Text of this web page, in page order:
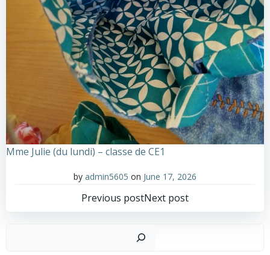
Mme Julie (du lundi) – classe de CE1
by admin5605 on June 17, 2026
Post
navigation
Previous postPost
navigation
Next post